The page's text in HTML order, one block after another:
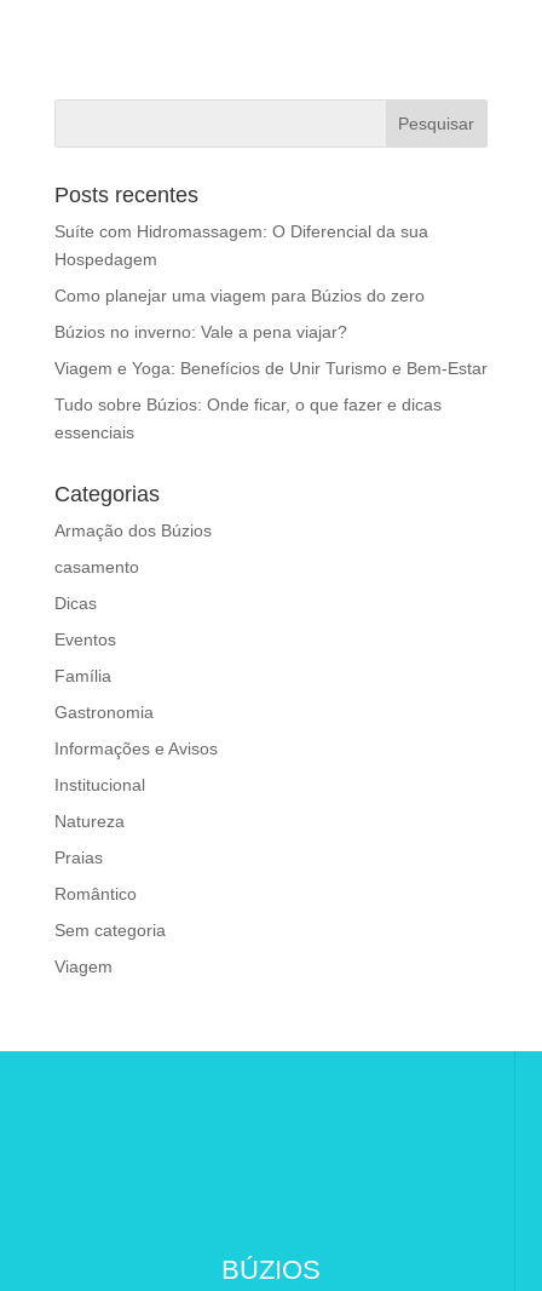
Posts recentes
Suíte com Hidromassagem: O Diferencial da sua
Hospedagem
Como planejar uma viagem para Búzios do zero
Búzios no inverno: Vale a pena viajar?
Viagem e Yoga: Benefícios de Unir Turismo e Bem-Estar
Tudo sobre Búzios: Onde ficar, o que fazer e dicas
essenciais
Categorias
Armação dos Búzios
casamento
Dicas
Eventos
Família
Gastronomia
Informações e Avisos
Institucional
Natureza
Praias
Romântico
Sem categoria
Viagem
BÚZIOS